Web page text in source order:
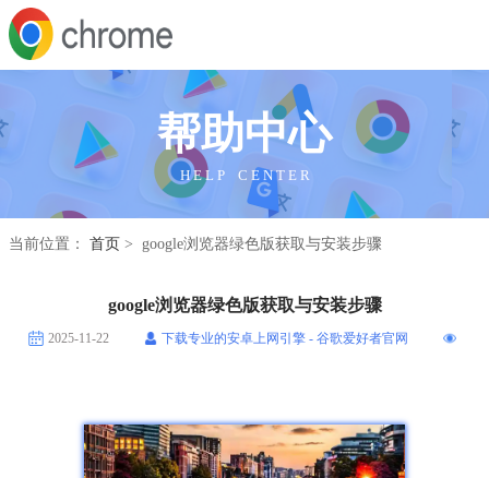
帮助中心
H E L P C E N T E R
当前位置： 首页 > google浏览器绿色版获取与安装步骤
google浏览器绿色版获取与安装步骤
2025-11-22 下载专业的安卓上网引擎 - 谷歌爱好者官网